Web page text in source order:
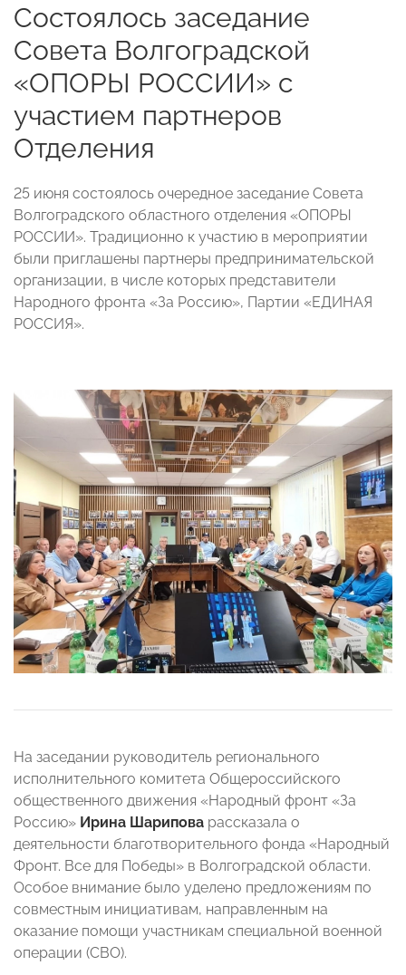
Состоялось заседание
Совета Волгоградской
«ОПОРЫ РОССИИ» с
участием партнеров
Отделения
25 июня состоялось очередное заседание Совета
Волгоградского областного отделения «ОПОРЫ
РОССИИ». Традиционно к участию в мероприятии
были приглашены партнеры предпринимательской
организации, в числе которых представители
Народного фронта «За Россию», Партии «ЕДИНАЯ
РОССИЯ».
На заседании руководитель регионального
исполнительного комитета Общероссийского
общественного движения «Народный фронт «За
Россию» Ирина Шарипова рассказала о
деятельности благотворительного фонда «Народный
Фронт. Все для Победы» в Волгоградской области.
Особое внимание было уделено предложениям по
совместным инициативам, направленным на
оказание помощи участникам специальной военной
операции (СВО).